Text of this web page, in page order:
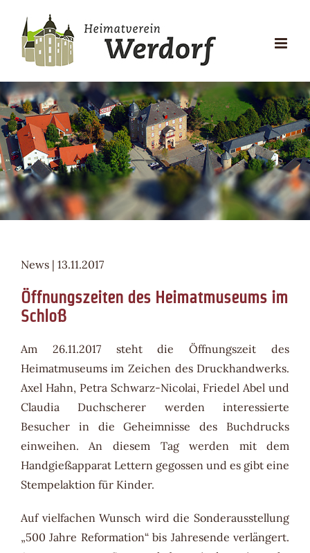
Inhalt
springen
News | 13.11.2017
Öffnungszeiten des Heimatmuseums im
Schloß
Am 26.11.2017 steht die Öffnungszeit des
Heimatmuseums im Zeichen des Druckhandwerks.
Axel Hahn, Petra Schwarz-Nicolai, Friedel Abel und
Claudia Duchscherer werden interessierte
Besucher in die Geheimnisse des Buchdrucks
einweihen. An diesem Tag werden mit dem
Handgießapparat Lettern gegossen und es gibt eine
Stempelaktion für Kinder.
Auf vielfachen Wunsch wird die Sonderausstellung
„500 Jahre Reformation“ bis Jahresende verlängert.